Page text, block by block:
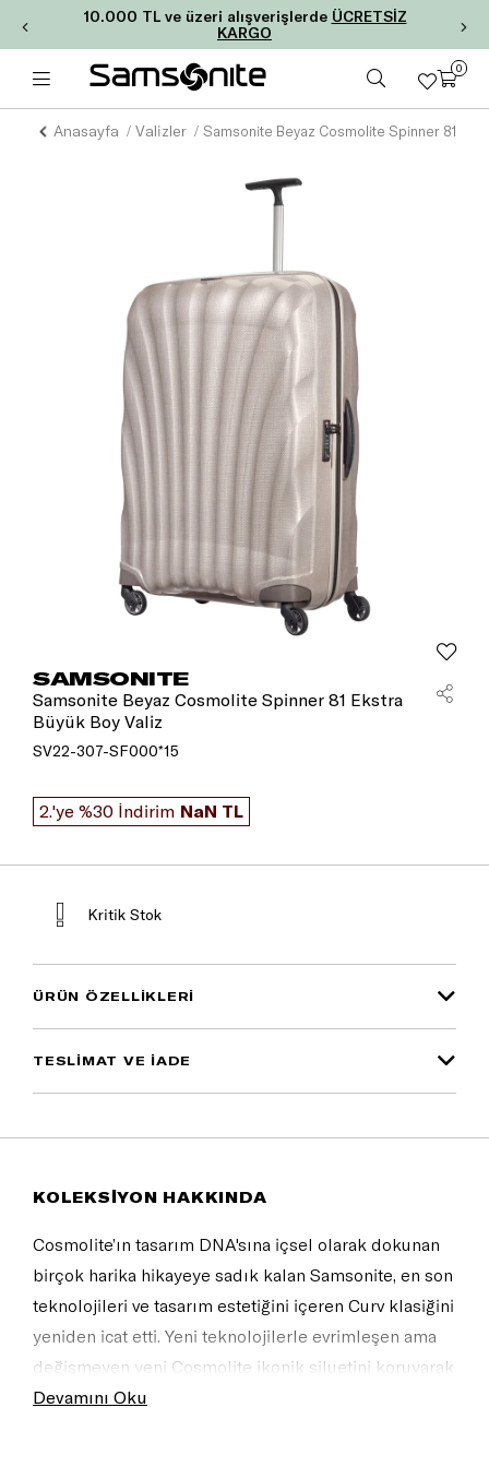
10.000 TL ve üzeri alışverişlerde ÜCRETSİZ
KARGO
0
Anasayfa Valizler
SAMSONITE
Samsonite Beyaz Cosmolite Spinner 81 Ekstra
Büyük Boy Valiz
SV22-307-SF000*15
2.'ye %30 İndirim NaN TL
Kritik Stok
ÜRÜN ÖZELLIKLERI
TESLİMAT VE İADE
KOLEKSİYON HAKKINDA
Cosmolite’ın tasarım DNA'sına içsel olarak dokunan
birçok harika hikayeye sadık kalan Samsonite, en son
teknolojileri ve tasarım estetiğini içeren Curv klasiğini
yeniden icat etti. Yeni teknolojilerle evrimleşen ama
değişmeyen yeni Cosmolite ikonik siluetini koruyarak
şimdi daha zarif üstelik çok daha hafif! Tüm bu
Devamını Oku